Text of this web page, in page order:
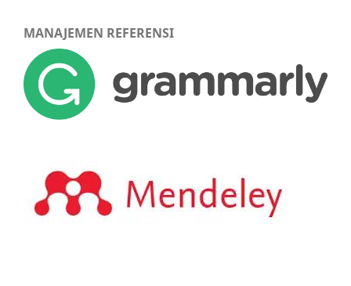
MANAJEMEN REFERENSI